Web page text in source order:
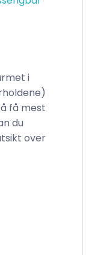
i
få mest
du
over